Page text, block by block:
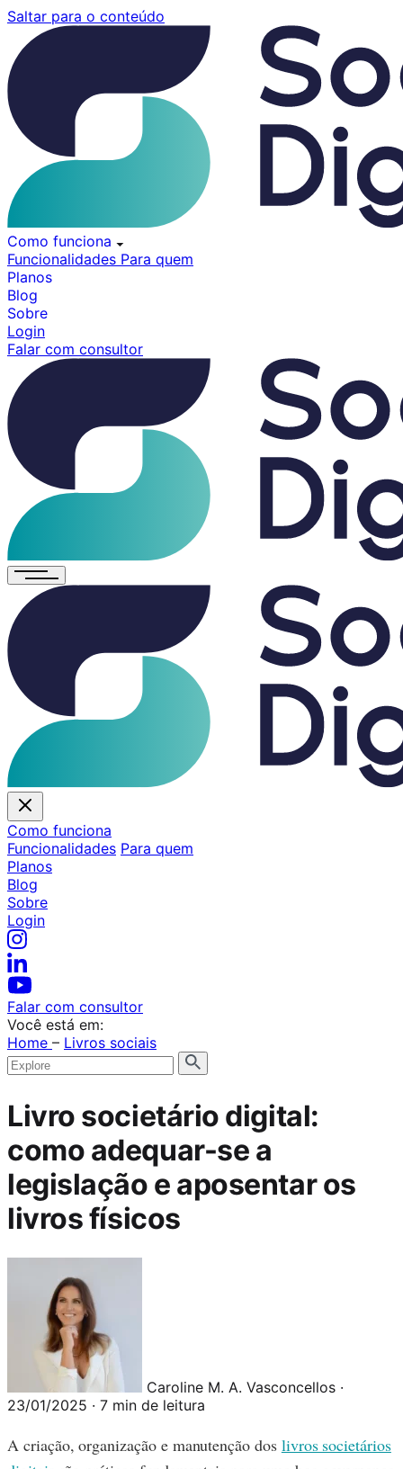
Pular
conteúdo
Saltar para o conteúdo
Como funciona
Funcionalidades Para quem
Planos
Blog
Sobre
Login
Falar com consultor
Como funciona
Funcionalidades Para quem
Planos
Blog
Sobre
Login
Falar com consultor
Você está em:
Home – Livros sociais
Livro societário digital:
como adequar-se a
legislação e aposentar os
livros físicos
Caroline M. A. Vasconcellos ·
23/01/2025 · 7 min de leitura
A criação, organização e manutenção dos livros societários